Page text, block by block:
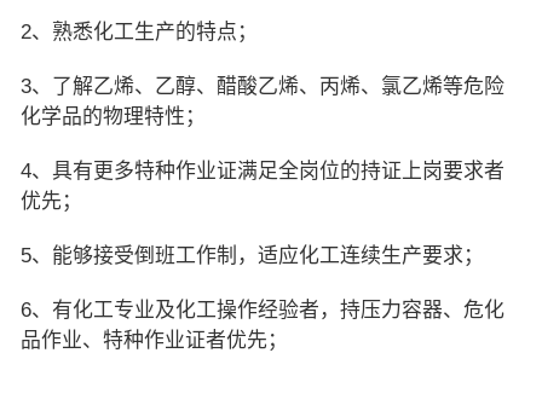
2、熟悉化工生产的特点；
3、了解乙烯、乙醇、醋酸乙烯、丙烯、氯乙烯等危险
化学品的物理特性；
4、具有更多特种作业证满足全岗位的持证上岗要求者
优先；
5、能够接受倒班工作制，适应化工连续生产要求；
6、有化工专业及化工操作经验者，持压力容器、危化
品作业、特种作业证者优先；